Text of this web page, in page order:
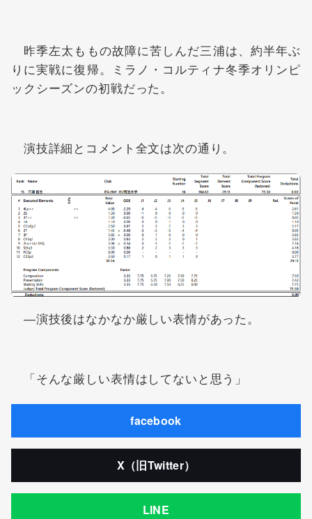
昨季左太ももの故障に苦しんだ三浦は、約半年ぶ
りに実戦に復帰。ミラノ・コルティナ冬季オリンピ
ックシーズンの初戦だった。
演技詳細とコメント全文は次の通り。
―演技後はなかなか厳しい表情があった。
「そんな厳しい表情はしてないと思う」
facebook
X（旧Twitter）
LINE